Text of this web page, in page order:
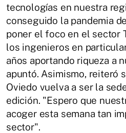
tecnologías en nuestra
conseguido la pandemia
poner el foco en el sector
los ingenieros en
años aportando riqueza a
apuntó. Asimismo, reiteró
Oviedo vuelva a ser la
edición. "Espero que
acoger esta semana tan
sector".